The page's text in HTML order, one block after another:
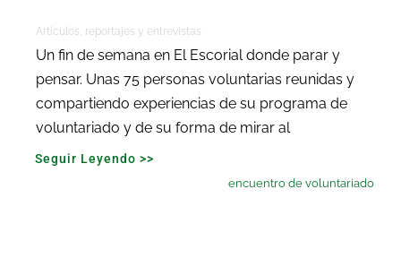
Artículos, reportajes y entrevistas
Un fin de semana en El Escorial donde parar y
pensar. Unas 75 personas voluntarias reunidas y
compartiendo experiencias de su programa de
voluntariado y de su forma de mirar al
Seguir Leyendo >>
encuentro de voluntariado